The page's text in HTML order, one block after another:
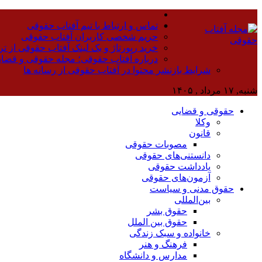
تماس و ارتباط با تیم آفتاب حقوقی
حریم شخصی کاربران آفتاب حقوقی
خرید رپورتاژ و بک لینک آفتاب حقوقی از
درباره آفتاب حقوقی؛ مجله حقوقی و
شرایط بازنشر محتوا در آفتاب حقوقی از رسانه ها
شنبه, ۱۷ مرداد , ۱۴۰۵
حقوقی و قضایی
وکلا
قانون
مصوبات حقوقی
دانستنی‌های حقوقی
یادداشت حقوقی
آزمون‌های حقوقی
حقوق مدنی و سیاست
بین‌المللی
حقوق بشر
حقوق بین الملل
خانواده و سبک زندگی
فرهنگ و هنر
مدارس و دانشگاه